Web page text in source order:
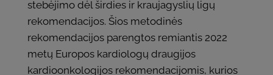
stebėjimo dėl širdies ir kraujagyslių ligų
rekomendacijos. Šios metodinės
rekomendacijos parengtos remiantis 2022
metų Europos kardiologų draugijos
kardioonkologijos rekomendacijomis, kurios